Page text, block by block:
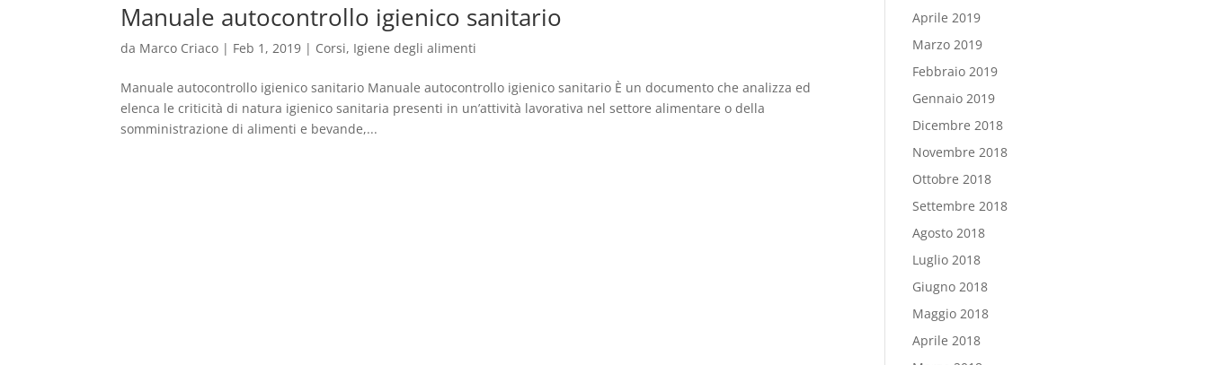
Manuale autocontrollo igienico sanitario
da Marco Criaco | Feb 1, 2019 | Corsi, Igiene degli alimenti
Manuale autocontrollo igienico sanitario Manuale autocontrollo igienico sanitario È un documento che analizza ed
elenca le criticità di natura igienico sanitaria presenti in un’attività lavorativa nel settore alimentare o della
somministrazione di alimenti e bevande,...
Aprile 2019
Marzo 2019
Febbraio 2019
Gennaio 2019
Dicembre 2018
Novembre 2018
Ottobre 2018
Settembre 2018
Agosto 2018
Luglio 2018
Giugno 2018
Maggio 2018
Aprile 2018